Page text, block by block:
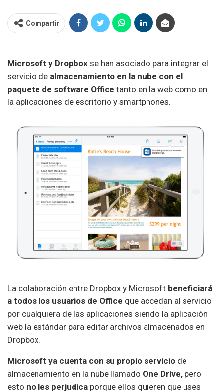
Compartir
Microsoft y Dropbox se han asociado para integrar el
servicio de almacenamiento en la nube con el
paquete de software Office tanto en la web como en
la aplicaciones de escritorio y smartphones.
La colaboración entre Dropbox y Microsoft beneficiará
a todos los usuarios de Office que accedan al servicio
por cualquiera de las aplicaciones siendo la aplicación
web la estándar para editar archivos almacenados en
Dropbox.
Microsoft ya cuenta con su propio servicio de
almacenamiento en la nube llamado One Drive, pero
esto no les perjudica porque ellos quieren que uses